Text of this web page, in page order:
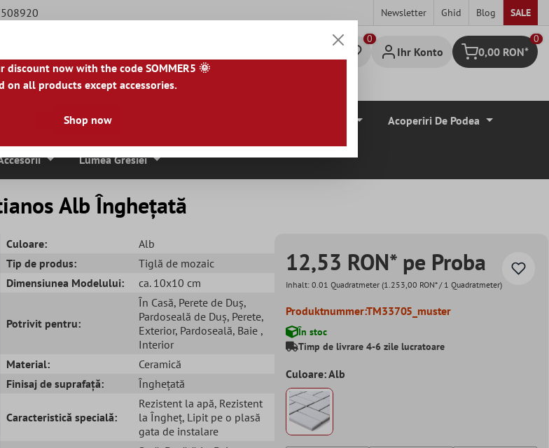
Newsletter Ghid Blog SALE
Ihr Konto Warenkorb
0
0,00 RON*
|PT |FI |GR|RO |NO|HU|BG|HR|
Placi De Piatra Naturala Acoperiri De Podea
Lumea Gresiei
Alb Înghețată
Culoare:
Alb
Tip de produs:
Tiglă de mozaic
Dimensiunea Modelului:
ca. 10x10 cm
Potrivit pentru:
În Casă, Perete de Duș,
Pardoseală de Duș, Perete,
Exterior, Pardoseală, Baie ,
Interior
Material:
Ceramică
Finisaj de suprafață:
Înghețată
Caracteristică specială:
Rezistent la apă, Rezistent
la Îngheț, Lipit pe o plasă
gata de instalare
12,53 RON* pe Proba
Inhalt: 0.01 Quadratmeter (1.253,00 RON* / 1 Quadratmeter)
Produktnummer:TM33705_muster
În stoc
Timp de livrare 4-6 zile lucratoare
Culoare: Alb
discount now with the code SOMMER5 🌞
on all products except accessories.
Shop now